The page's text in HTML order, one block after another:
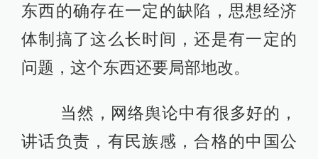
东西的确存在一定的缺陷，思想经济
体制搞了这么长时间，还是有一定的
问题，这个东西还要局部地改。
当然，网络舆论中有很多好的，
讲话负责，有民族感，合格的中国公